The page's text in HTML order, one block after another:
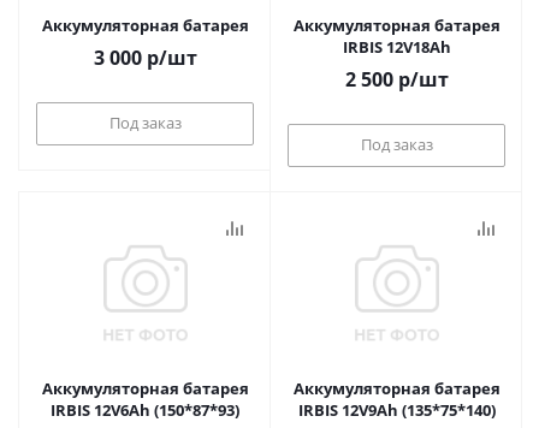
Аккумуляторная батарея
3 000р/шт
Под заказ
Аккумуляторная батарея
IRBIS 12V18Ah
2 500р/шт
Под заказ
Аккумуляторная батарея
IRBIS 12V6Ah (150*87*93)
Аккумуляторная батарея
IRBIS 12V9Ah (135*75*140)